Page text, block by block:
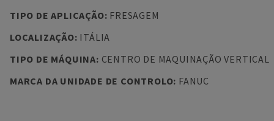
TIPO DE APLICAÇÃO: FRESAGEM
LOCALIZAÇÃO: ITÁLIA
TIPO DE MÁQUINA: CENTRO DE MAQUINAÇÃO VERTICAL
MARCA DA UNIDADE DE CONTROLO: FANUC